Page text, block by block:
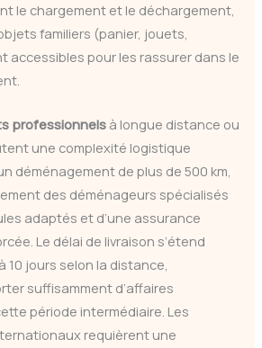
le chargement et le déchargement,
familiers (panier, jouets,
accessibles pour les rassurer dans le
professionnels à longue distance ou
une complexité logistique
déménagement de plus de 500 km,
des déménageurs spécialisés
adaptés et d’une assurance
Le délai de livraison s’étend
10 jours selon la distance,
suffisamment d’affaires
période intermédiaire. Les
requièrent une